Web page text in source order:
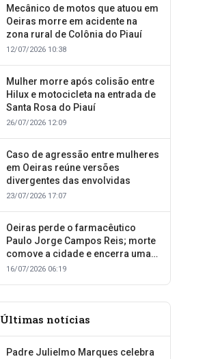
Mecânico de motos que atuou em
Oeiras morre em acidente na
zona rural de Colônia do Piauí
12/07/2026 10:38
Mulher morre após colisão entre
Hilux e motocicleta na entrada de
Santa Rosa do Piauí
26/07/2026 12:09
Caso de agressão entre mulheres
em Oeiras reúne versões
divergentes das envolvidas
23/07/2026 17:07
Oeiras perde o farmacêutico
Paulo Jorge Campos Reis; morte
comove a cidade e encerra uma
trajetória dedicada ao cuidado
16/07/2026 06:19
Últimas notícias
Padre Julielmo Marques celebra